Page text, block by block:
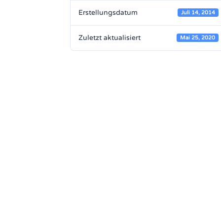
Erstellungsdatum Juli 14, 2014
Zuletzt aktualisiert Mai 25, 2020